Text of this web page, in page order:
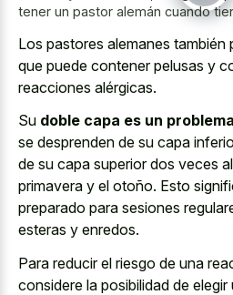
tener un pastor alemán cuando
Los pastores alemanes también
que puede contener pelusas y
reacciones alérgicas.
Su doble capa es un
se desprenden de su capa
de su capa superior dos veces
primavera y el otoño. Esto
preparado para sesiones
esteras y enredos.
Para reducir el riesgo de una
considere la posibilidad de